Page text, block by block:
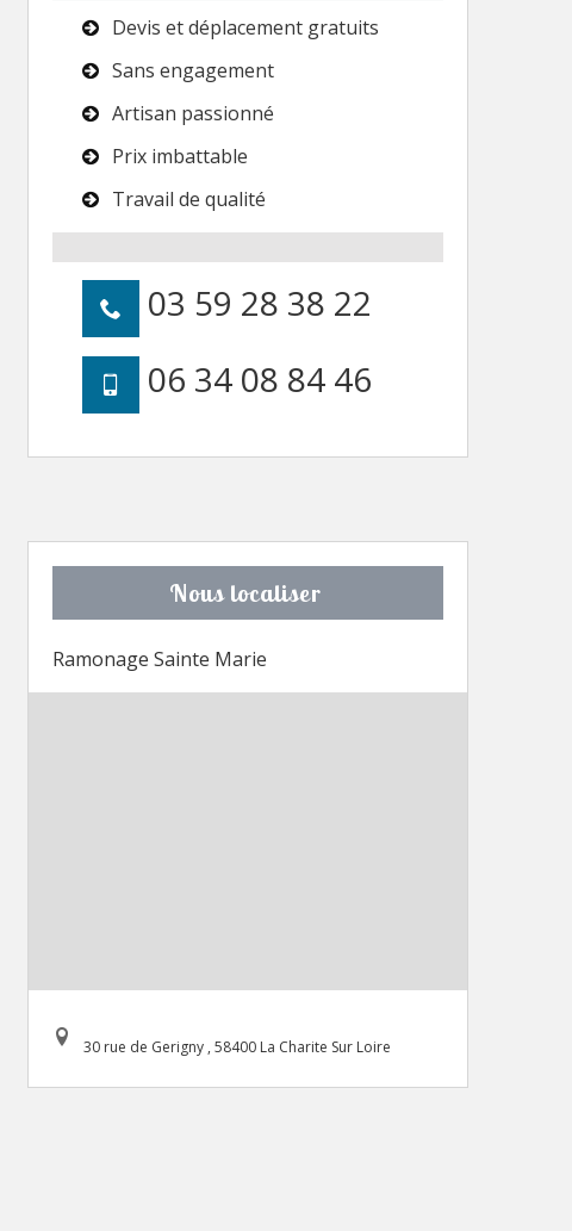
Devis et déplacement gratuits
Sans engagement
Artisan passionné
Prix imbattable
Travail de qualité
03 59 28 38 22
06 34 08 84 46
Nous localiser
Ramonage Sainte Marie
30 rue de Gerigny , 58400 La Charite Sur Loire